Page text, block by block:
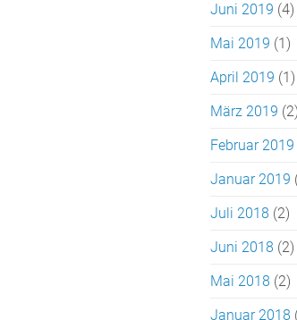
Juni 2019 (4)
Mai 2019 (1)
April 2019 (1)
März 2019 (2)
Februar 2019
Januar 2019
Juli 2018 (2)
Juni 2018 (2)
Mai 2018 (2)
Januar 2018